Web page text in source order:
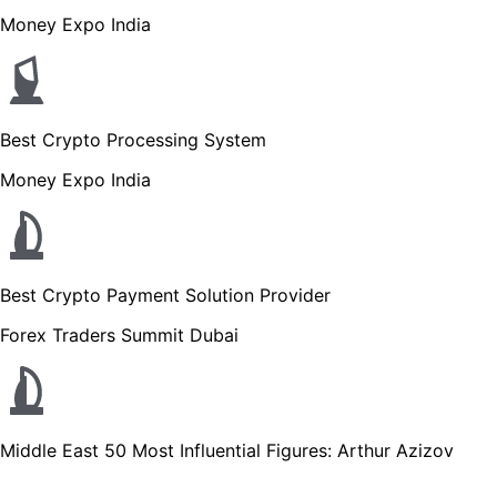
Money Expo India
Best Crypto Processing System
Money Expo India
Best Crypto Payment Solution Provider
Forex Traders Summit Dubai
Middle East 50 Most Influential Figures: Arthur Azizov